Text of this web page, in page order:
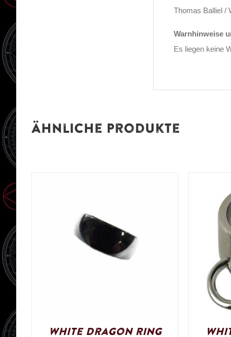
Thomas Balliel /
Warnhinweise
Es liegen keine
Ähnliche Produkte
White Dragon Ring